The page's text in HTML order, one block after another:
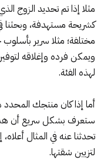
كشريحة مستهدفة،
ويمكن فرده وإغلاقه
لهذه الفئة.
أما إذا كان منتجك المحدد
ستعرف بشكل سريع أن هذا
تحدثنا عنه في المثال
لتزيين شقتها.